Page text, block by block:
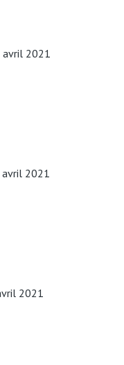
avril 2021
avril 2021
2021